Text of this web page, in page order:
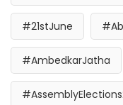
#21stJune
#AmbedkarJatha